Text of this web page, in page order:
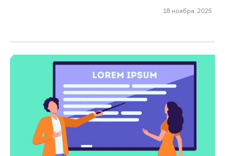
18 ноября 2025